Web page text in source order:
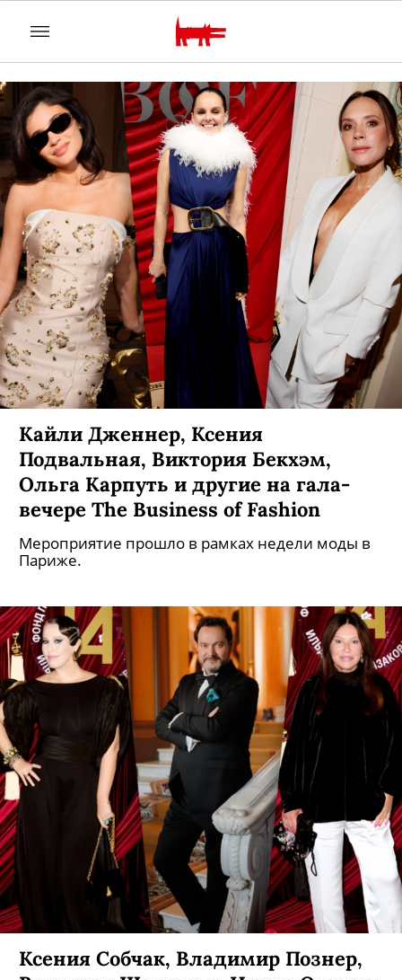
Кайли Дженнер, Ксения
Подвальная, Виктория Бекхэм,
Ольга Карпуть и другие на гала-
вечере The Business of Fashion
Мероприятие прошло в рамках недели моды в
Париже.
Ксения Собчак, Владимир Познер,